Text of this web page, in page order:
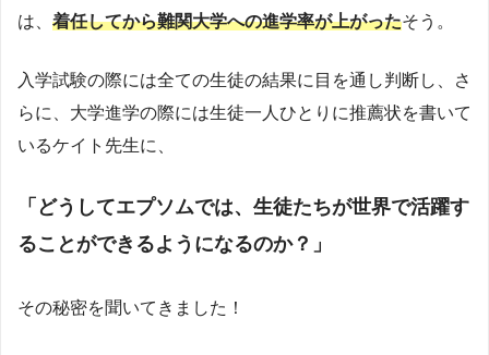
は、 着任してから難関大学への進学率が上がったそう。
入学試験の際には全ての生徒の結果に目を通し判断し、さ
らに、大学進学の際には生徒一人ひとりに推薦状を書いて
いるケイト先生に、
「どうしてエプソムでは、生徒たちが世界で活躍す
ることができるようになるのか？」
その秘密を聞いてきました！